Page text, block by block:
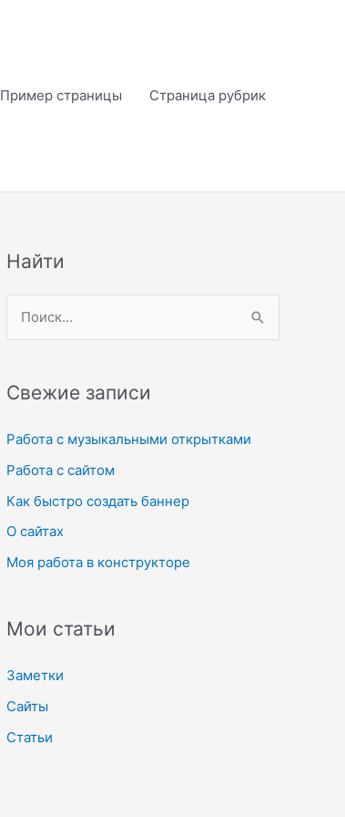
Пример страницы Страница рубрик
Найти
с
к
Свежие записи
Работа с музыкальными открытками
Работа с сайтом
Как быстро создать баннер
О сайтах
Моя работа в конструкторе
Мои статьи
Заметки
Сайты
Статьи